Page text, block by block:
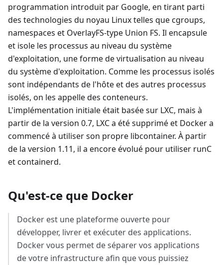
programmation introduit par Google, en tirant parti
des technologies du noyau Linux telles que cgroups,
namespaces et OverlayFS-type Union FS. Il encapsule
et isole les processus au niveau du système
d'exploitation, une forme de virtualisation au niveau
du système d'exploitation. Comme les processus isolés
sont indépendants de l'hôte et des autres processus
isolés, on les appelle des conteneurs.
L'implémentation initiale était basée sur LXC, mais à
partir de la version 0.7, LXC a été supprimé et Docker a
commencé à utiliser son propre libcontainer. À partir
de la version 1.11, il a encore évolué pour utiliser runC
et containerd.
Qu'est-ce que Docker
Docker est une plateforme ouverte pour
développer, livrer et exécuter des applications.
Docker vous permet de séparer vos applications
de votre infrastructure afin que vous puissiez